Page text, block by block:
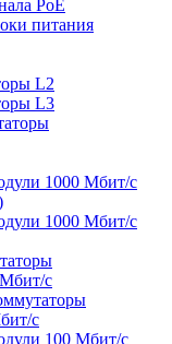
PoE
питания
L2
L3
1000 Мбит/c
1000 Мбит/c
с
с
100 Мбит/c